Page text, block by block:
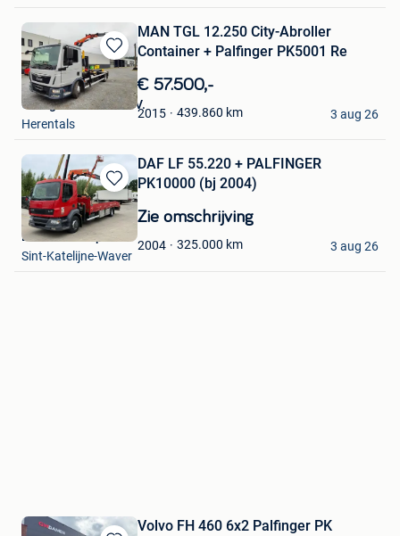
Bewaren
in
Mijn
Favorieten
MAN TGL 12.250 City-Abroller
Container + Palfinger PK5001 Re
€ 57.500,-
2015 439.860 km
Garage Cevoman N.V.
Herentals
3 aug 26
Bewaren
in
Mijn
Favorieten
DAF LF 55.220 + PALFINGER
PK10000 (bj 2004)
Zie omschrijving
2004 325.000 km
De Cock Philip
Sint-Katelijne-Waver
3 aug 26
Volvo FH 460 6x2 Palfinger PK